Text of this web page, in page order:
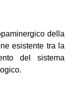
della
esistente tra la
del sistema